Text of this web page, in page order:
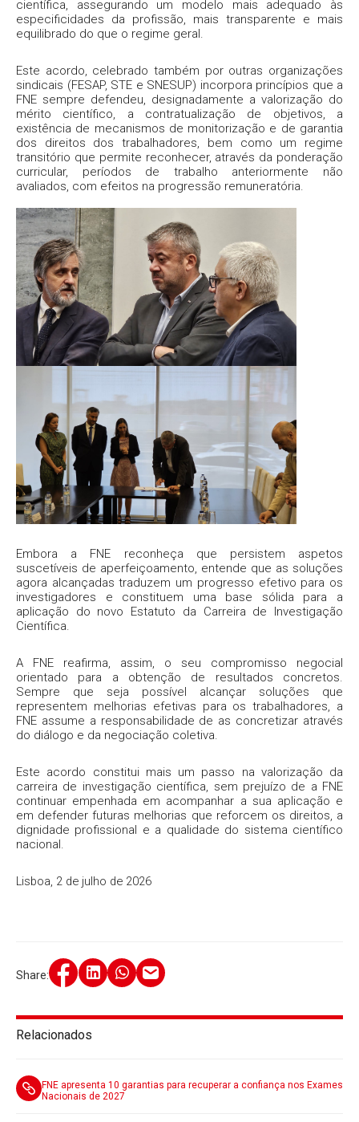
Relacionados
FNE apresenta 10 garantias para recuperar a confiança nos Exames
Nacionais de 2027
científica, assegurando um modelo mais adequado às
especificidades da profissão, mais transparente e mais
equilibrado do que o regime geral.
Este acordo, celebrado também por outras organizações
sindicais (FESAP, STE e SNESUP) incorpora princípios que a
FNE sempre defendeu, designadamente a valorização do
mérito científico, a contratualização de objetivos, a
existência de mecanismos de monitorização e de garantia
dos direitos dos trabalhadores, bem como um regime
transitório que permite reconhecer, através da ponderação
curricular, períodos de trabalho anteriormente não
avaliados, com efeitos na progressão remuneratória.
Embora a FNE reconheça que persistem aspetos
suscetíveis de aperfeiçoamento, entende que as soluções
agora alcançadas traduzem um progresso efetivo para os
investigadores e constituem uma base sólida para a
aplicação do novo Estatuto da Carreira de Investigação
Científica.
A FNE reafirma, assim, o seu compromisso negocial
orientado para a obtenção de resultados concretos.
Sempre que seja possível alcançar soluções que
representem melhorias efetivas para os trabalhadores, a
FNE assume a responsabilidade de as concretizar através
do diálogo e da negociação coletiva.
Este acordo constitui mais um passo na valorização da
carreira de investigação científica, sem prejuízo de a FNE
continuar empenhada em acompanhar a sua aplicação e
em defender futuras melhorias que reforcem os direitos, a
dignidade profissional e a qualidade do sistema científico
nacional.
Lisboa, 2 de julho de 2026
Share: